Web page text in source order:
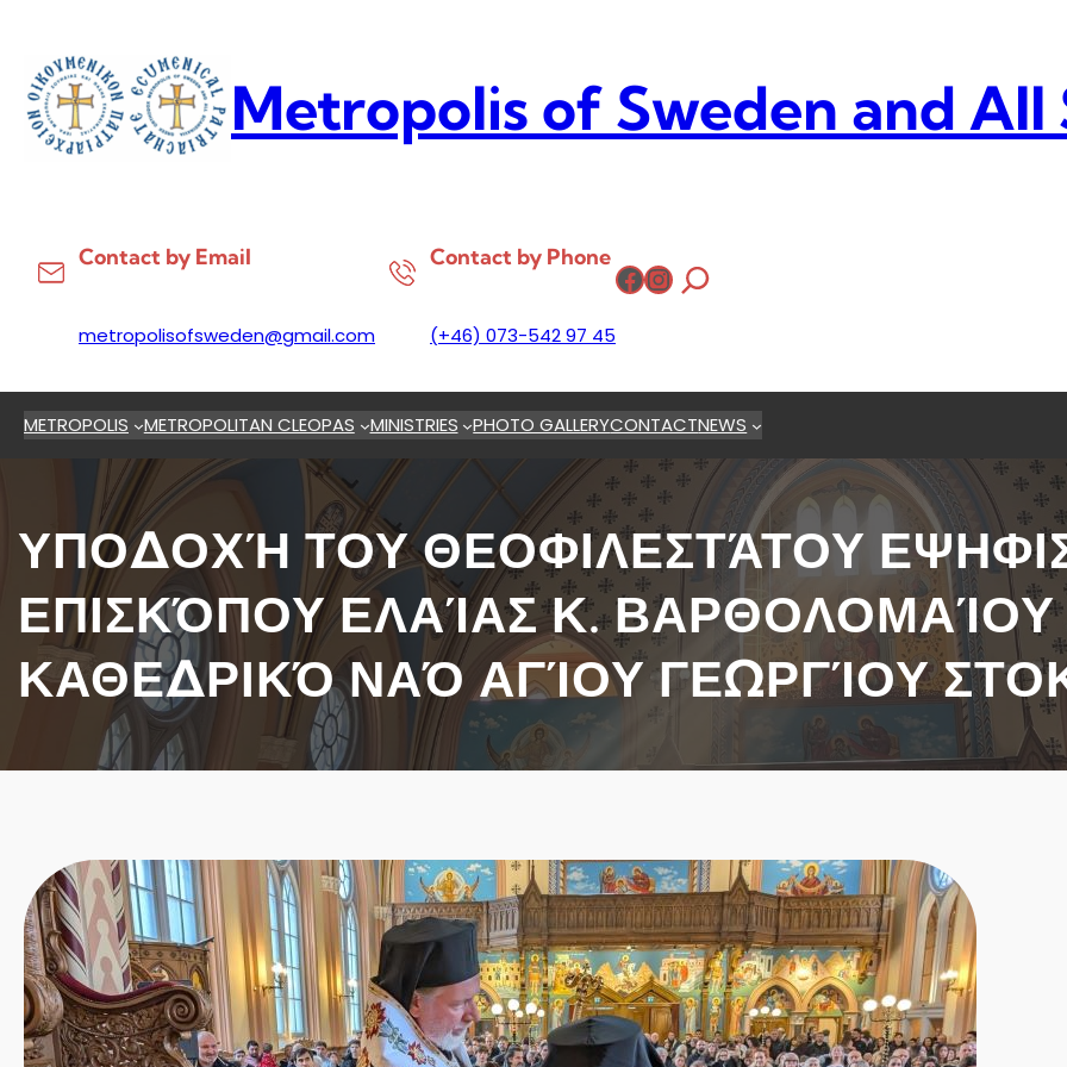
content
Metropolis of Sweden and All
Contact by Email
metropolisofsweden@gmail.com
Contact by Phone
(+46) 073-542 97 45
Facebook
Instagram
METROPOLIS METROPOLITAN CLEOPAS MINISTRIES PHOTO GALLERYCONTACTNEWS
ΥΠΟΔΟΧΉ ΤΟΥ ΘΕΟΦΙΛΕΣΤΆΤΟΥ
ΕΠΙΣΚΌΠΟΥ ΕΛΑΊΑΣ Κ.
ΚΑΘΕΔΡΙΚΌ ΝΑΌ ΑΓΊΟΥ ΓΕΩΡΓΊΟΥ